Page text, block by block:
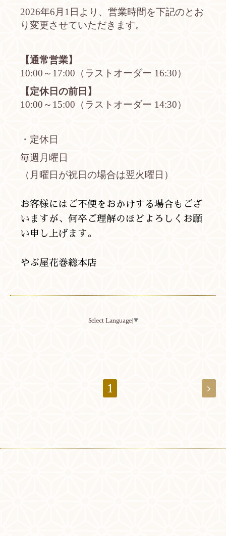
2026年6月1日より、営業時間を下記のとお
り変更させていただきます。
【通常営業】
10:00～17:00（ラストオーダー 16:30）
【定休日の前日】
10:00～15:00（ラストオーダー 14:30）
・定休日
毎週月曜日
（月曜日が祝日の場合は翌火曜日）
お客様にはご不便をおかけする場合もござ
いますが、何卒ご理解のほどよろしくお願
い申し上げます。
やぶ屋花巻総本店
Select Language ▼
1